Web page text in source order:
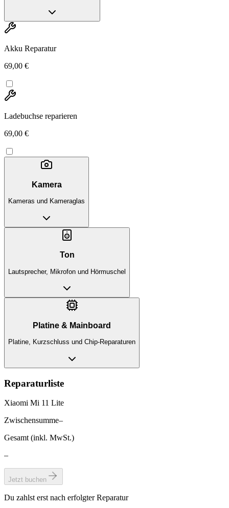
Akku Reparatur
69,00 €
Ladebuchse reparieren
69,00 €
Kamera
Kameras und Kameraglas
Ton
Lautsprecher, Mikrofon und Hörmuschel
Platine & Mainboard
Platine, Kurzschluss und Chip-Reparaturen
Reparaturliste
Xiaomi Mi 11 Lite
Zwischensumme–
Gesamt (inkl. MwSt.)
–
Jetzt buchen
Du zahlst erst nach erfolgter Reparatur